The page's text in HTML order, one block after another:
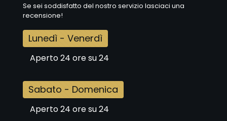
Se sei soddisfatto del nostro servizio lasciaci una
recensione!
Lunedì - Venerdì
Aperto 24 ore su 24
Sabato - Domenica
Aperto 24 ore su 24